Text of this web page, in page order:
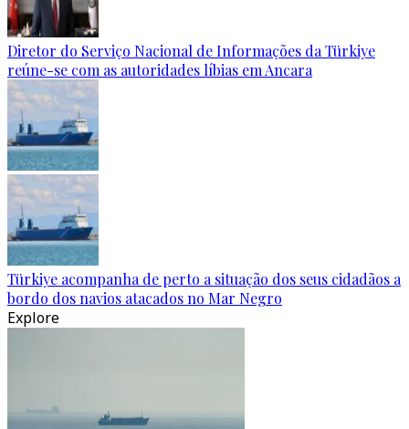
Diretor do Serviço Nacional de Informações da Türkiye
reúne-se com as autoridades líbias em Ancara
Türkiye acompanha de perto a situação dos seus cidadãos a
bordo dos navios atacados no Mar Negro
Explore